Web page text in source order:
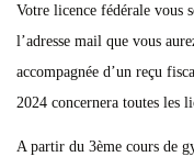
Votre licence fédérale vous
l’adresse mail que vous
accompagnée d’un reçu
2024 concernera toutes les
A partir du 3ème cours de